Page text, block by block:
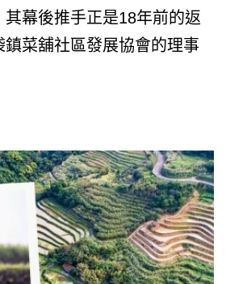
幕後推手正是18年前的返
菜舖社區發展協會的理事